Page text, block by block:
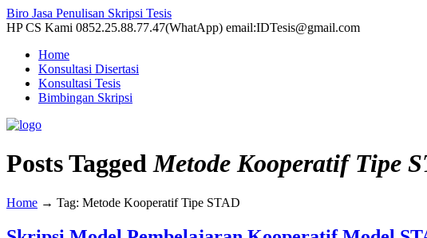
Biro Jasa Penulisan Skripsi Tesis
HP CS Kami 0852.25.88.77.47(WhatApp) email:IDTesis@gmail.com
Home
Konsultasi Disertasi
Konsultasi Tesis
Bimbingan Skripsi
Posts TaggedMetode Kooperatif Tipe
Home → Tag: Metode Kooperatif Tipe STAD